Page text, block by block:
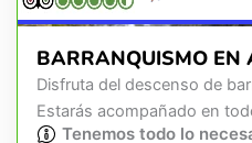
BARRANQUISMO EN
Disfruta del descenso de
Estarás acompañado en
Tenemos todo lo